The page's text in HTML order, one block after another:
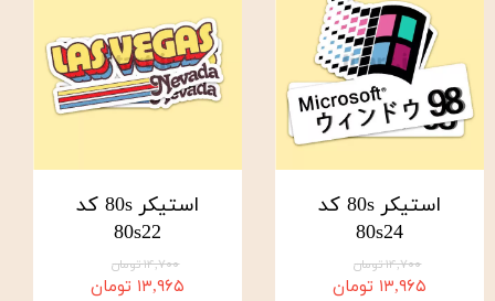
استیکر 80s کد
80s24
۱۴,۷۰۰ تومان
۱۳,۹۶۵ تومان
استیکر 80s کد
80s22
۱۴,۷۰۰ تومان
۱۳,۹۶۵ تومان